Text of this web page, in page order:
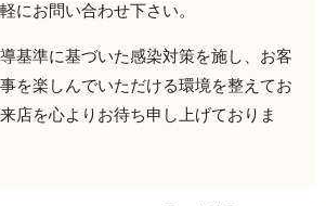
にお問い合わせ下さい。
基準に基づいた感染対策を施し、お客
を楽しんでいただける環境を整えてお
店を心よりお待ち申し上げておりま